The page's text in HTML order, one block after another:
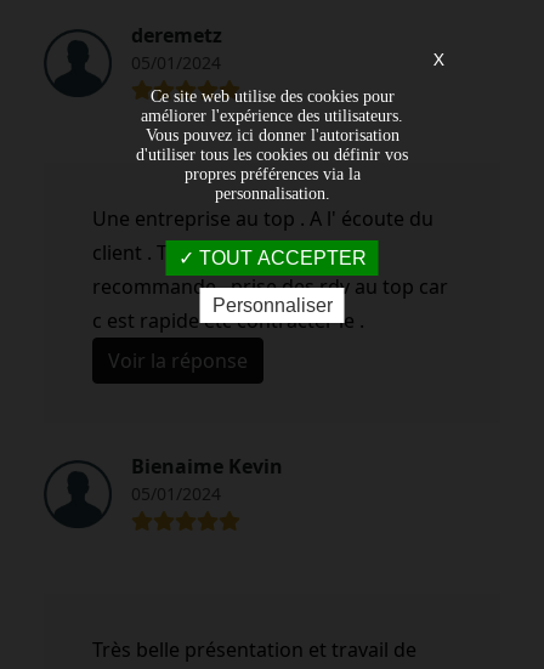
deremetz
05/01/2024
Une entreprise au top . A l' écoute du
client . Très beau travail . Je le
recommande , prise des rdv au top car
c est rapide etc contracter le .
Voir la réponse
Bienaime Kevin
05/01/2024
Très belle présentation et travail de
X
Ce site web utilise des cookies pour
améliorer l'expérience des utilisateurs.
Vous pouvez ici donner l'autorisation
d'utiliser tous les cookies ou définir vos
propres préférences via la
personnalisation.
TOUT ACCEPTER
Personnaliser